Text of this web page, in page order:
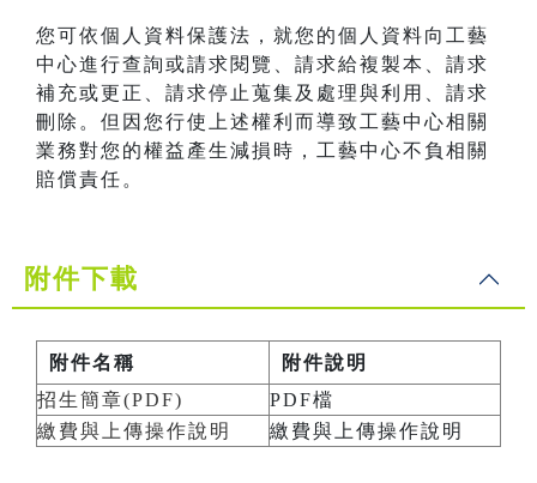
您可依個人資料保護法，就您的個人資料向工藝
中心進行查詢或請求閱覽、請求給複製本、請求
補充或更正、請求停止蒐集及處理與利用、請求
刪除。但因您行使上述權利而導致工藝中心相關
業務對您的權益產生減損時，工藝中心不負相關
賠償責任。
附件下載
附件名稱
附件說明
招生簡章(PDF)
PDF檔
繳費與上傳操作說明
繳費與上傳操作說明